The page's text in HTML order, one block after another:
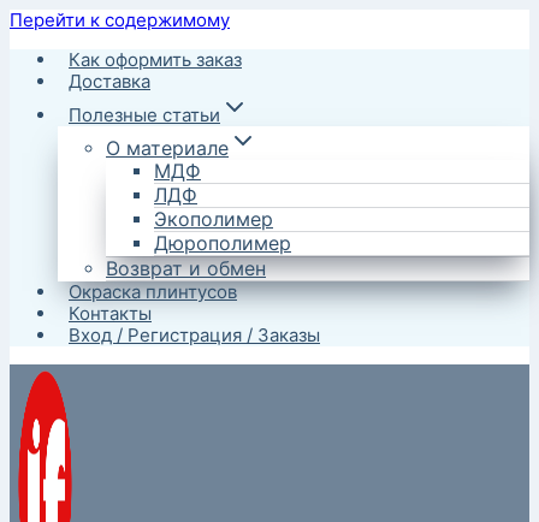
Перейти к содержимому
Как оформить заказ
Доставка
Полезные статьи
О материале
МДФ
ЛДФ
Экополимер
Дюрополимер
Возврат и обмен
Окраска плинтусов
Контакты
Вход / Регистрация / Заказы